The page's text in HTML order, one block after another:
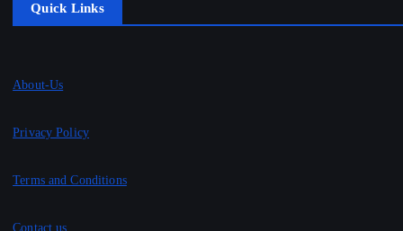
Quick Links
About-Us
Privacy Policy
Terms and Conditions
Contact us